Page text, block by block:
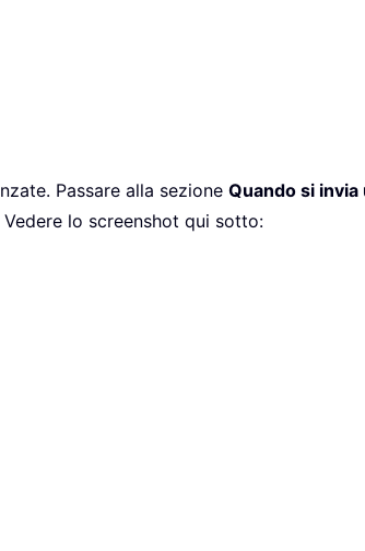
Passare alla sezione Quando si
Vedere lo screenshot qui sotto: